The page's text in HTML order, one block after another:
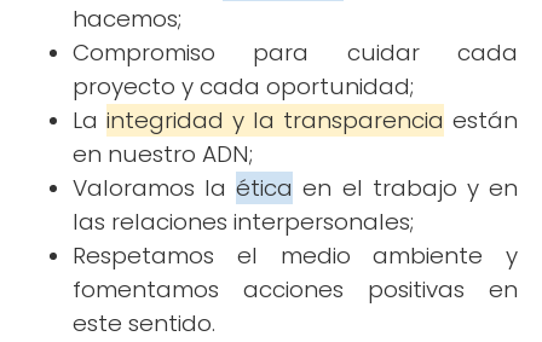
hacemos;
Compromiso para cuidar cada
proyecto y cada oportunidad;
La integridad y la transparencia están
en nuestro ADN;
Valoramos laética en el trabajo y en
las relaciones interpersonales;
Respetamos el medio ambiente y
fomentamos acciones positivas en
este sentido.